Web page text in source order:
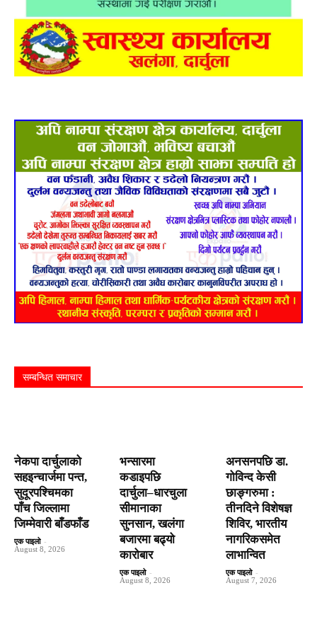
सम्बन्धित समाचार
नेकपा दार्चुलाको
सहइन्चार्जमा पन्त,
सुदूरपश्चिमका
पाँच जिल्लामा
जिम्मेवारी बाँडफाँड
एक पाइलो -
August 8, 2026
भन्सारमा
कडाइपछि
दार्चुला–धारचुला
सीमानाका
सुनसान, खलंगा
बजारमा बढ्यो
कारोबार
एक पाइलो -
August 8, 2026
अनसनपछि डा.
गोविन्द केसी
छाङ्गरुमा :
तीनदिने विशेषज्ञ
शिविर, भारतीय
नागरिकसमेत
लाभान्वित
एक पाइलो -
August 7, 2026